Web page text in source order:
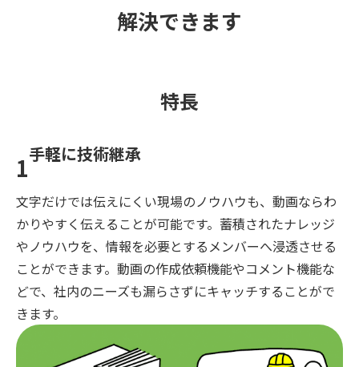
解決できます
特長
1手軽に技術継承​
文字だけでは伝えにくい現場のノウハウも、動画ならわ
かりやすく伝えることが可能です。蓄積されたナレッジ
やノウハウを、情報を必要とするメンバーへ浸透させる
ことができます。動画の作成依頼機能やコメント機能な
どで、社内のニーズも漏らさずにキャッチすることがで
きます。